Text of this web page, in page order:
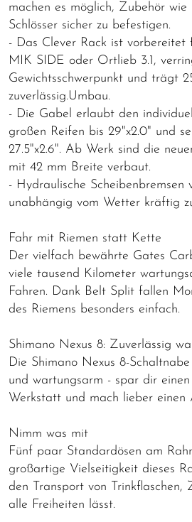
machen es möglich, Zubehör wie
Schlösser sicher zu befestigen.
- Das Clever Rack ist vorbereitet
MIK SIDE oder Ortlieb 3.1,
Gewichtsschwerpunkt und trägt
zuverlässig.Umbau.
- Die Gabel erlaubt den
großen Reifen bis 29"x2.0" und
27.5"x2.6". Ab Werk sind die
mit 42 mm Breite verbaut.
- Hydraulische Scheibenbremsen
unabhängig vom Wetter kräftig
Fahr mit Riemen statt Kette
Der vielfach bewährte Gates
viele tausend Kilometer
Fahren. Dank Belt Split fallen
des Riemens besonders einfach.
Shimano Nexus 8: Zuverlässig
Die Shimano Nexus 8-
und wartungsarm - spar dir
Werkstatt und mach lieber einen
Nimm was mit
Fünf paar Standardösen am
großartige Vielseitigkeit dieses
den Transport von Trinkflaschen,
alle Freiheiten lässt.